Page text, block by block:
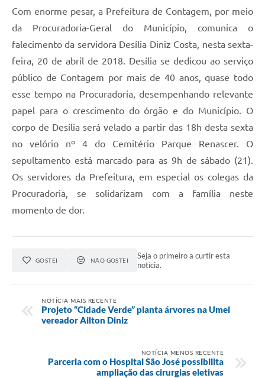
Com enorme pesar, a Prefeitura de Contagem, por meio
da Procuradoria-Geral do Município, comunica o
falecimento da servidora Desília Diniz Costa, nesta sexta-
feira, 20 de abril de 2018. Desília se dedicou ao serviço
público de Contagem por mais de 40 anos, quase todo
esse tempo na Procuradoria, desempenhando relevante
papel para o crescimento do órgão e do Município. O
corpo de Desília será velado a partir das 18h desta sexta
no velório nº 4 do Cemitério Parque Renascer. O
sepultamento está marcado para as 9h de sábado (21).
Os servidores da Prefeitura, em especial os colegas da
Procuradoria, se solidarizam com a família neste
momento de dor.
GOSTEI NÃO GOSTEI
Seja o primeiro a curtir esta
notícia.
NOTÍCIA MAIS RECENTE
Projeto “Cidade Verde” planta árvores na Umei
vereador Ailton Diniz
NOTÍCIA MENOS RECENTE
Parceria com o Hospital São José possibilita
ampliação das cirurgias eletivas